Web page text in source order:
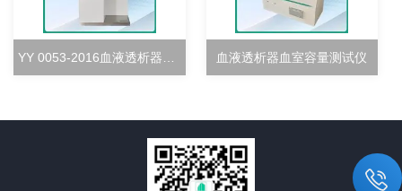
YY 0053-2016血液透析器超滤率测试仪 血液透析器血室容量测试仪